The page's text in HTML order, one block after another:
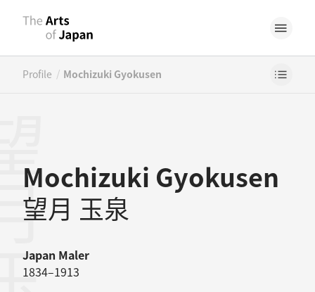
Profile / Mochizuki Gyokusen
Mochizuki Gyokusen
望月 玉泉
Japan Maler
1834–1913